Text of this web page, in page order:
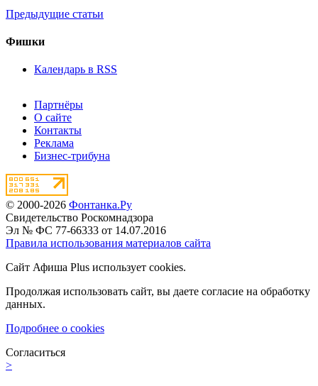
Предыдущие статьи
Фишки
Календарь в RSS
Партнёры
О сайте
Контакты
Реклама
Бизнес-трибуна
© 2000-2026 Фонтанка.Ру
Свидетельство Роскомнадзора
Эл № ФС 77-66333 от 14.07.2016
Правила использования материалов сайта
Сайт Афиша Plus использует cookies.
Продолжая использовать сайт, вы даете согласие на обработку
данных.
Подробнее о cookies
Согласиться
>